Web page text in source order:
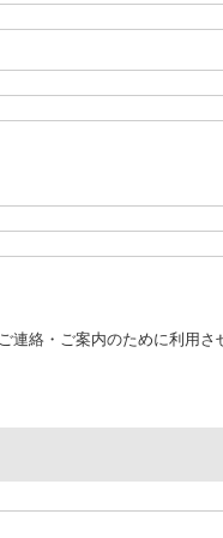
連絡・ご案内のために利用さ